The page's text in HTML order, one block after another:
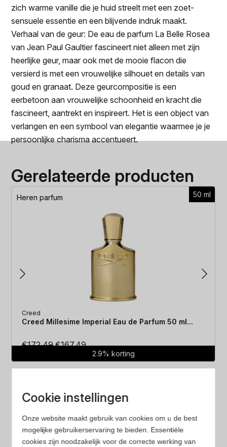
zich warme vanille die je huid streelt met een zoet-
sensuele essentie en een blijvende indruk maakt.
Verhaal van de geur: De eau de parfum La Belle Rosea
van Jean Paul Gaultier fascineert niet alleen met zijn
heerlijke geur, maar ook met de mooie flacon die
versierd is met een vrouwelijke silhouet en details van
goud en granaat. Deze geurcompositie is een
eerbetoon aan vrouwelijke schoonheid en kracht die
fascineert, aantrekt en inspireert. Het is een object van
verlangen en een symbool van elegantie waarmee je je
persoonlijke charisma accentueert.
Gerelateerde producten
50 ml
Heren parfum
Creed
Creed Millesime Imperial Eau de Parfum 50 ml...
€172.49Oorspronkelijke
was:
€167.49Huidige
prijs
is:
2.9% korting
Laagste prijs
Cookie instellingen
Onze website maakt gebruik van cookies om u de best
mogelijke gebruikerservaring te bieden. Essentiële
cookies zijn noodzakelijk voor de correcte werking van